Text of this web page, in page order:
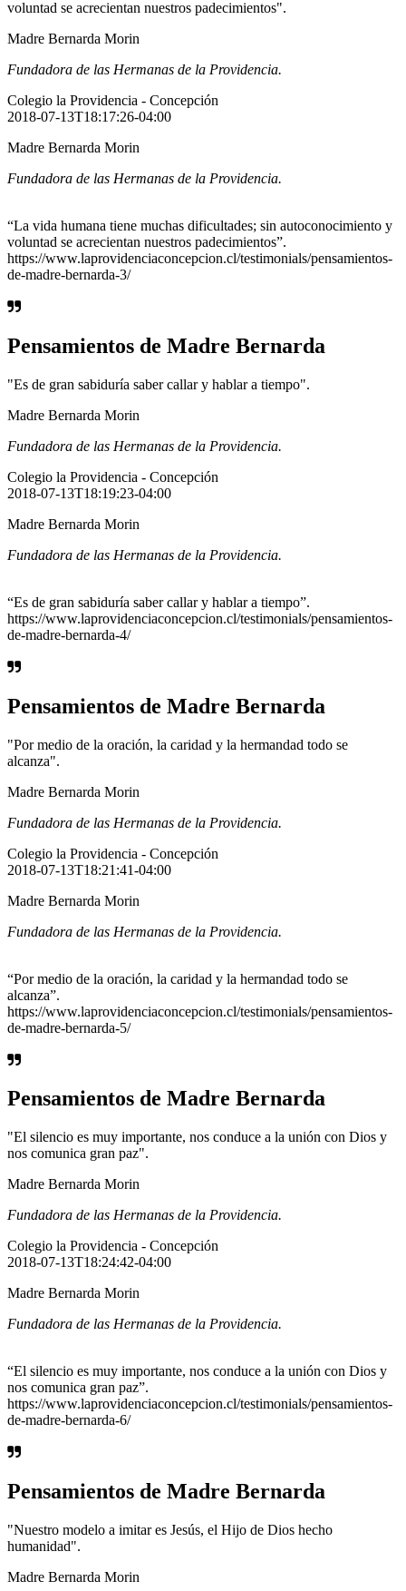
voluntad se acrecientan nuestros padecimientos".
Madre Bernarda Morin
Fundadora de las Hermanas de la Providencia.
Colegio la Providencia - Concepción
2018-07-13T18:17:26-04:00
Madre Bernarda Morin
Fundadora de las Hermanas de la Providencia.
“La vida humana tiene muchas dificultades; sin autoconocimiento y
voluntad se acrecientan nuestros padecimientos”.
https://www.laprovidenciaconcepcion.cl/testimonials/pensamientos-
de-madre-bernarda-3/
Pensamientos de Madre Bernarda
"Es de gran sabiduría saber callar y hablar a tiempo".
Madre Bernarda Morin
Fundadora de las Hermanas de la Providencia.
Colegio la Providencia - Concepción
2018-07-13T18:19:23-04:00
Madre Bernarda Morin
Fundadora de las Hermanas de la Providencia.
“Es de gran sabiduría saber callar y hablar a tiempo”.
https://www.laprovidenciaconcepcion.cl/testimonials/pensamientos-
de-madre-bernarda-4/
Pensamientos de Madre Bernarda
"Por medio de la oración, la caridad y la hermandad todo se
alcanza".
Madre Bernarda Morin
Fundadora de las Hermanas de la Providencia.
Colegio la Providencia - Concepción
2018-07-13T18:21:41-04:00
Madre Bernarda Morin
Fundadora de las Hermanas de la Providencia.
“Por medio de la oración, la caridad y la hermandad todo se
alcanza”.
https://www.laprovidenciaconcepcion.cl/testimonials/pensamientos-
de-madre-bernarda-5/
Pensamientos de Madre Bernarda
"El silencio es muy importante, nos conduce a la unión con Dios y
nos comunica gran paz".
Madre Bernarda Morin
Fundadora de las Hermanas de la Providencia.
Colegio la Providencia - Concepción
2018-07-13T18:24:42-04:00
Madre Bernarda Morin
Fundadora de las Hermanas de la Providencia.
“El silencio es muy importante, nos conduce a la unión con Dios y
nos comunica gran paz”.
https://www.laprovidenciaconcepcion.cl/testimonials/pensamientos-
de-madre-bernarda-6/
Pensamientos de Madre Bernarda
"Nuestro modelo a imitar es Jesús, el Hijo de Dios hecho
humanidad".
Madre Bernarda Morin